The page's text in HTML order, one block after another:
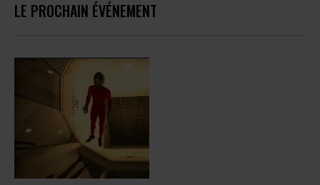
LE PROCHAIN ÉVÉNEMENT